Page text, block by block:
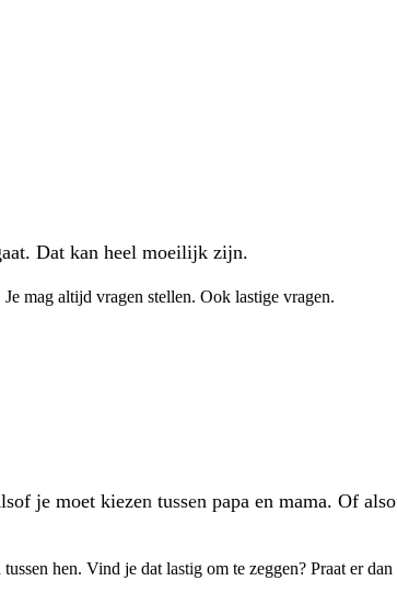
Dat kan heel moeilijk zijn.
mag altijd vragen stellen. Ook lastige vragen.
je moet kiezen tussen papa en mama. Of
hen. Vind je dat lastig om te zeggen? Praat er